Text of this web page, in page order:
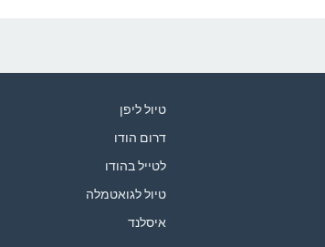
טיול ליפן
דרום הודו
לטייל בהודו
טיול לגואטמלה
איסלנד